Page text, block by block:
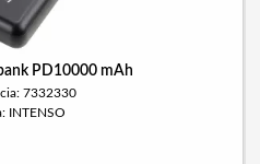
PD10000 mAh
7332330
INTENSO